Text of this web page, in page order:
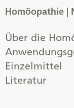
Homöopathie |
Über die
Einzelmittel
Literatur